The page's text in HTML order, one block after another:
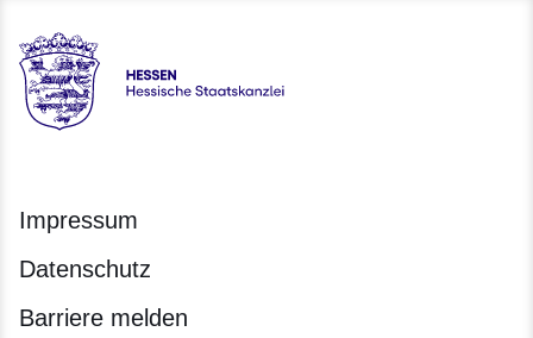
Hessen - Hessische Staatskanzlei
Impressum
Datenschutz
Barriere melden